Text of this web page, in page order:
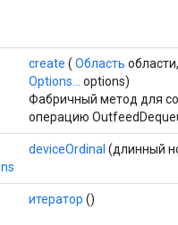
create ( Область
Options...
options)
Фабричный метод для
операцию
deviceOrdinal (длинный
итератор ()